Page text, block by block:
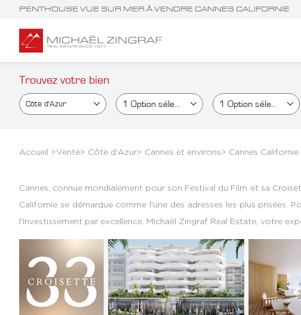
PENTHOUSE VUE SUR MER À VENDRE CANNES CALIFORNIE
Trouvez votre bien
Côte d'Azur 1 Option sélectionné(e) 1 Option sélectionné(e)
Accueil >Vente> Côte d'Azur> Cannes et environs> Cannes Californie
Cannes, connue mondialement pour son Festival du Film et sa
Californie se démarque comme l'une des adresses les plus prisées.
l'investissement par excellence. Michaël Zingraf Real Estate, votre